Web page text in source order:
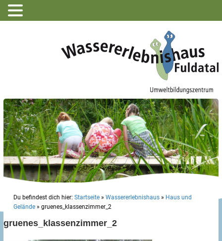
Du befindest dich hier: Startseite » Wassererlebnishaus » Haus und
Gelände » gruenes_klassenzimmer_2
gruenes_klassenzimmer_2